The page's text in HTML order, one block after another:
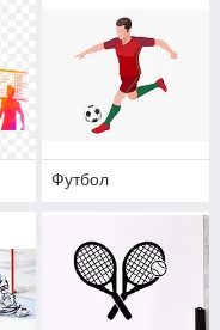
Футбол